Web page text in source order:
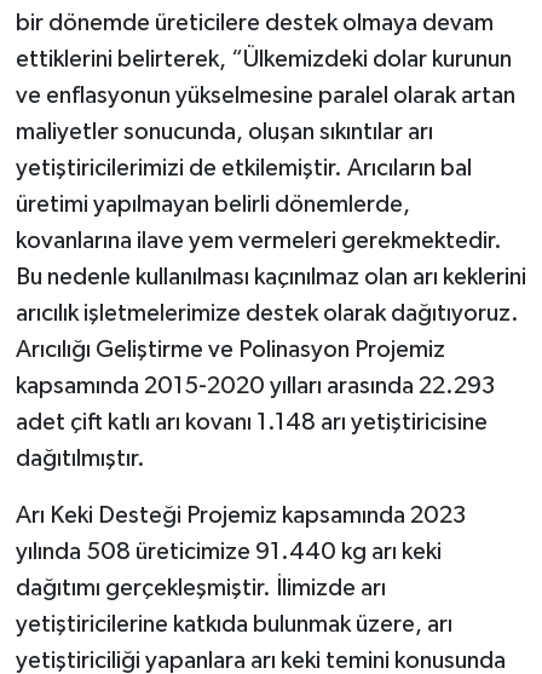
bir dönemde üreticilere destek olmaya devam
ettiklerini belirterek, “Ülkemizdeki dolar kurunun
ve enflasyonun yükselmesine paralel olarak artan
maliyetler sonucunda, oluşan sıkıntılar arı
yetiştiricilerimizi de etkilemiştir. Arıcıların bal
üretimi yapılmayan belirli dönemlerde,
kovanlarına ilave yem vermeleri gerekmektedir.
Bu nedenle kullanılması kaçınılmaz olan arı keklerini
arıcılık işletmelerimize destek olarak dağıtıyoruz.
Arıcılığı Geliştirme ve Polinasyon Projemiz
kapsamında 2015-2020 yılları arasında 22.293
adet çift katlı arı kovanı 1.148 arı yetiştiricisine
dağıtılmıştır.
Arı Keki Desteği Projemiz kapsamında 2023
yılında 508 üreticimize 91.440 kg arı keki
dağıtımı gerçekleşmiştir. İlimizde arı
yetiştiricilerine katkıda bulunmak üzere, arı
yetiştiriciliği yapanlara arı keki temini konusunda